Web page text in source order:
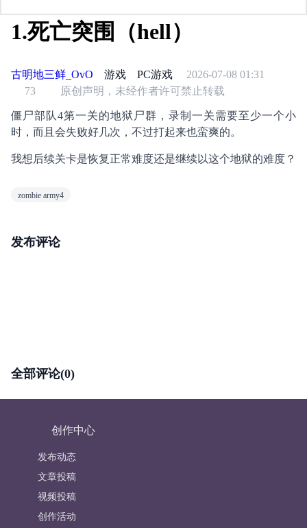
1.死亡突围（hell）
古明地三鲜_OvO 游戏 PC游戏
2026-07-08 01:31
73
原创声明，未经作者许可禁止转载
僵尸部队4第一关的地狱尸群，录制一关需要至少一个小
时，而且会失败好几次，不过打起来也蛮爽的。
我想后续关卡是恢复正常难度还是继续以这个地狱的难度？
zombie army4
发布评论
全部评论(0)
创作中心
发布动态
文章投稿
视频投稿
创作活动